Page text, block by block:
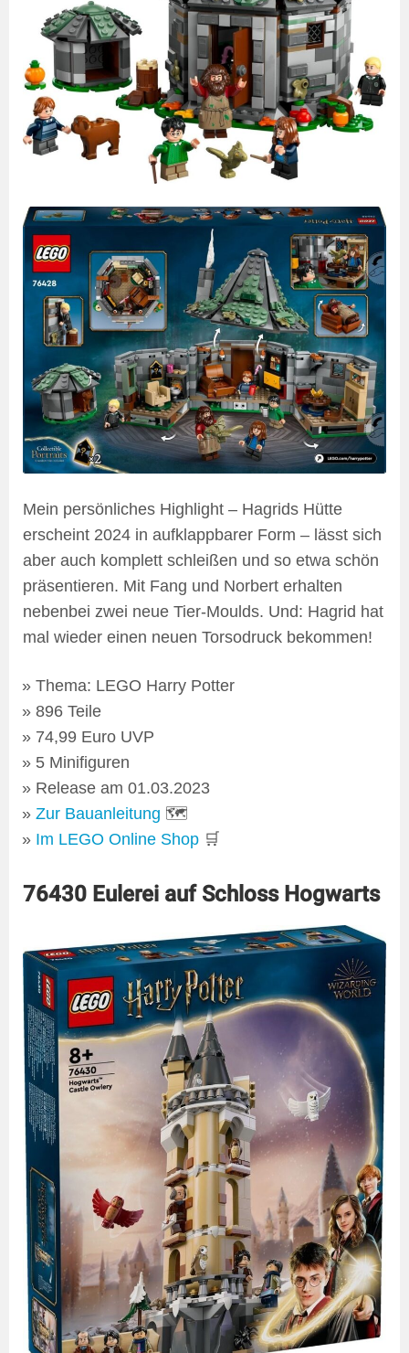
Mein persönliches Highlight – Hagrids Hütte
erscheint 2024 in aufklappbarer Form – lässt sich
aber auch komplett schleißen und so etwa schön
präsentieren. Mit Fang und Norbert erhalten
nebenbei zwei neue Tier-Moulds. Und: Hagrid hat
mal wieder einen neuen Torsodruck bekommen!
Thema: LEGO Harry Potter
896 Teile
74,99 Euro UVP
5 Minifiguren
Release am 01.03.2023
Zur Bauanleitung 🗺
Im LEGO Online Shop 🛒
76430 Eulerei auf Schloss Hogwarts